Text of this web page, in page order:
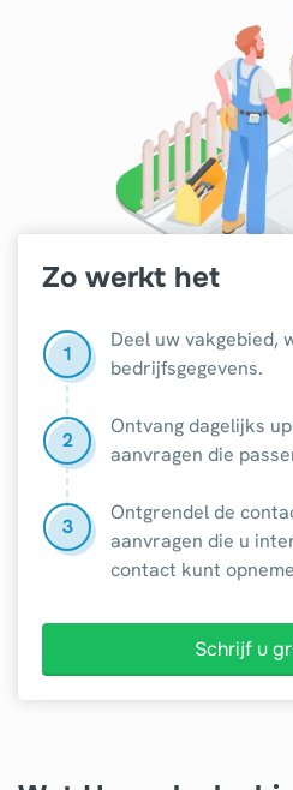
Zo werkt het
1
Deel uw vakgebied,
bedrijfsgegevens.
2
Ontvang dagelijks
aanvragen die
3
Ontgrendel de
aanvragen die u
contact kunt
Schrijf u